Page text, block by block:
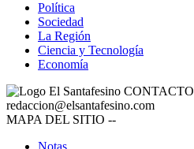
Política
Sociedad
La Región
Ciencia y Tecnología
Economía
CONTACTO
redaccion@elsantafesino.com
MAPA DEL SITIO --